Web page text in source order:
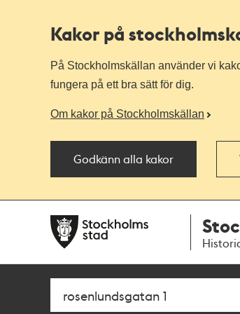
Kakor på
På Stockholmskällan använder vi
fungera på ett bra sätt för dig.
Om kakor på Stockholmskällan
Godkänn alla kakor
navigationen
huvudinnehållet
Sök